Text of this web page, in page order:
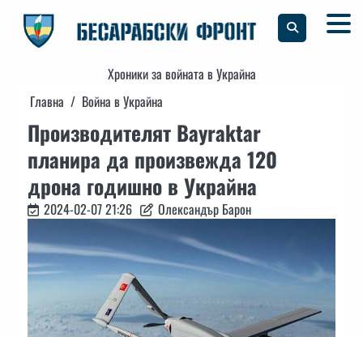
content
Хроники за войната в Украйна
Главна
Война в Украйна
Производителят Bayraktar
планира да произвежда 120
дрона годишно в Украйна
2024-02-07 21:26 Олександър Барон